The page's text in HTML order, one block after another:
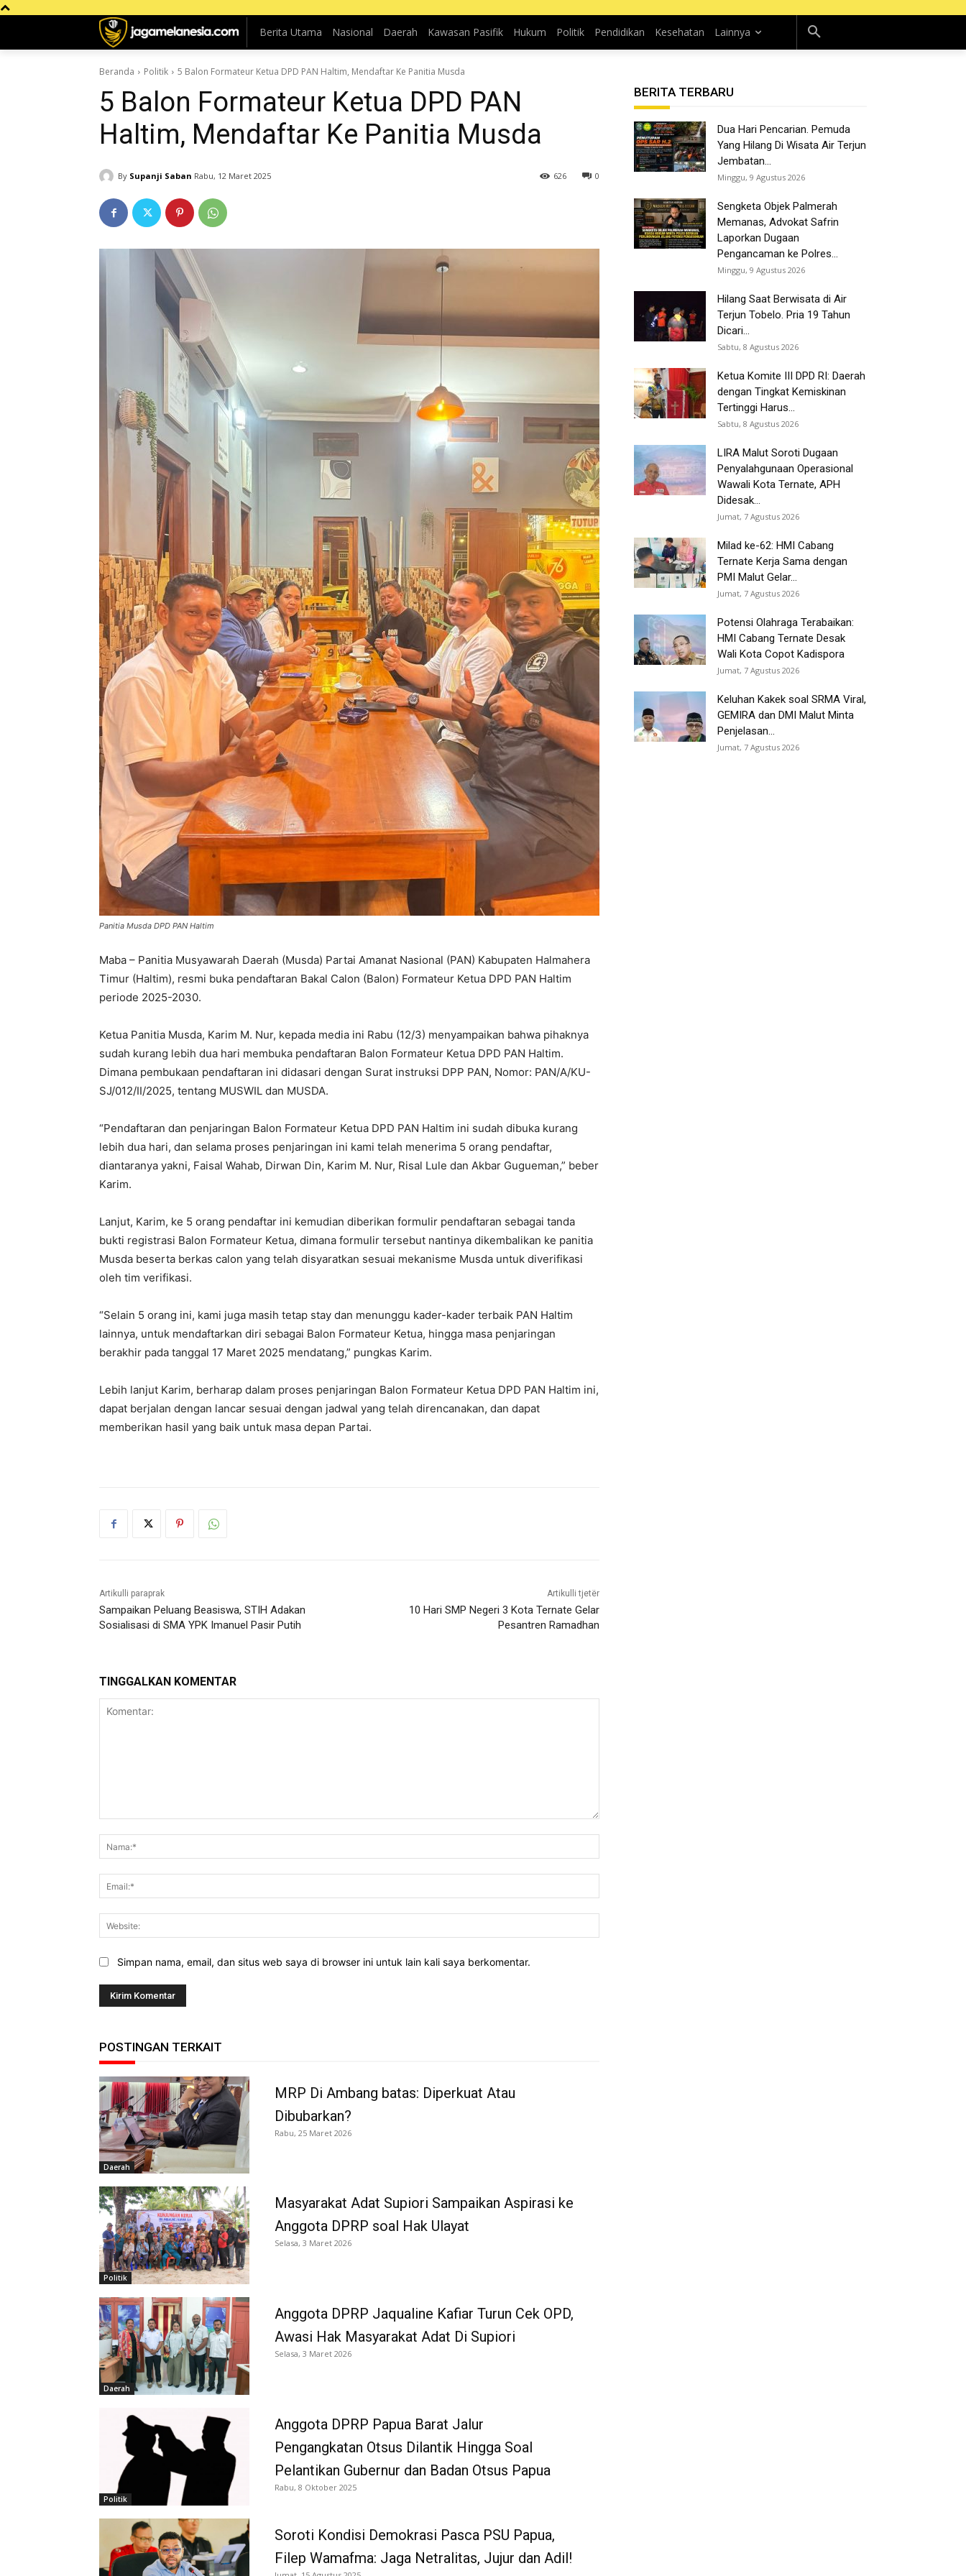
Berita Utama Nasional Daerah Kawasan Pasifik Hukum Politik Pendidikan Kesehatan Lainnya
Beranda Politik 5 Balon Formateur Ketua DPD PAN Haltim, Mendaftar Ke Panitia Musda
5 Balon Formateur Ketua DPD PAN
Haltim, Mendaftar Ke Panitia Musda
By Supanji Saban Rabu, 12 Maret 2025 0
626
Panitia Musda DPD PAN Haltim
Maba – Panitia Musyawarah Daerah (Musda) Partai Amanat Nasional (PAN) Kabupaten Halmahera
Timur (Haltim), resmi buka pendaftaran Bakal Calon (Balon) Formateur Ketua DPD PAN Haltim
periode 2025-2030.
Ketua Panitia Musda, Karim M. Nur, kepada media ini Rabu (12/3) menyampaikan bahwa pihaknya
sudah kurang lebih dua hari membuka pendaftaran Balon Formateur Ketua DPD PAN Haltim.
Dimana pembukaan pendaftaran ini didasari dengan Surat instruksi DPP PAN, Nomor: PAN/A/KU-
SJ/012/II/2025, tentang MUSWIL dan MUSDA.
“Pendaftaran dan penjaringan Balon Formateur Ketua DPD PAN Haltim ini sudah dibuka kurang
lebih dua hari, dan selama proses penjaringan ini kami telah menerima 5 orang pendaftar,
diantaranya yakni, Faisal Wahab, Dirwan Din, Karim M. Nur, Risal Lule dan Akbar Gugueman,” beber
Karim.
Lanjut, Karim, ke 5 orang pendaftar ini kemudian diberikan formulir pendaftaran sebagai tanda
bukti registrasi Balon Formateur Ketua, dimana formulir tersebut nantinya dikembalikan ke panitia
Musda beserta berkas calon yang telah disyaratkan sesuai mekanisme Musda untuk diverifikasi
oleh tim verifikasi.
“Selain 5 orang ini, kami juga masih tetap stay dan menunggu kader-kader terbaik PAN Haltim
lainnya, untuk mendaftarkan diri sebagai Balon Formateur Ketua, hingga masa penjaringan
berakhir pada tanggal 17 Maret 2025 mendatang,” pungkas Karim.
Lebih lanjut Karim, berharap dalam proses penjaringan Balon Formateur Ketua DPD PAN Haltim ini,
dapat berjalan dengan lancar sesuai dengan jadwal yang telah direncanakan, dan dapat
memberikan hasil yang baik untuk masa depan Partai.
Artikulli paraprak
Sampaikan Peluang Beasiswa, STIH Adakan
Sosialisasi di SMA YPK Imanuel Pasir Putih
Artikulli tjetër
10 Hari SMP Negeri 3 Kota Ternate Gelar
Pesantren Ramadhan
TINGGALKAN KOMENTAR
Simpan nama, email, dan situs web saya di browser ini untuk lain kali saya berkomentar.
POSTINGAN TERKAIT
Daerah
MRP Di Ambang batas: Diperkuat Atau
Dibubarkan?
Rabu, 25 Maret 2026
Politik
Masyarakat Adat Supiori Sampaikan Aspirasi ke
Anggota DPRP soal Hak Ulayat
Selasa, 3 Maret 2026
Daerah
Anggota DPRP Jaqualine Kafiar Turun Cek OPD,
Awasi Hak Masyarakat Adat Di Supiori
Selasa, 3 Maret 2026
Politik
Anggota DPRP Papua Barat Jalur
Pengangkatan Otsus Dilantik Hingga Soal
Pelantikan Gubernur dan Badan Otsus Papua
Rabu, 8 Oktober 2025
Soroti Kondisi Demokrasi Pasca PSU Papua,
Filep Wamafma: Jaga Netralitas, Jujur dan Adil!
BERITA TERBARU
Dua Hari Pencarian. Pemuda
Yang Hilang Di Wisata Air Terjun
Jembatan...
Minggu, 9 Agustus 2026
Sengketa Objek Palmerah
Memanas, Advokat Safrin
Laporkan Dugaan
Pengancaman ke Polres...
Minggu, 9 Agustus 2026
Hilang Saat Berwisata di Air
Terjun Tobelo. Pria 19 Tahun
Dicari...
Sabtu, 8 Agustus 2026
Ketua Komite III DPD RI: Daerah
dengan Tingkat Kemiskinan
Tertinggi Harus...
Sabtu, 8 Agustus 2026
LIRA Malut Soroti Dugaan
Penyalahgunaan Operasional
Wawali Kota Ternate, APH
Didesak...
Jumat, 7 Agustus 2026
Milad ke-62: HMI Cabang
Ternate Kerja Sama dengan
PMI Malut Gelar...
Jumat, 7 Agustus 2026
Potensi Olahraga Terabaikan:
HMI Cabang Ternate Desak
Wali Kota Copot Kadispora
Jumat, 7 Agustus 2026
Keluhan Kakek soal SRMA Viral,
GEMIRA dan DMI Malut Minta
Penjelasan...
Jumat, 7 Agustus 2026